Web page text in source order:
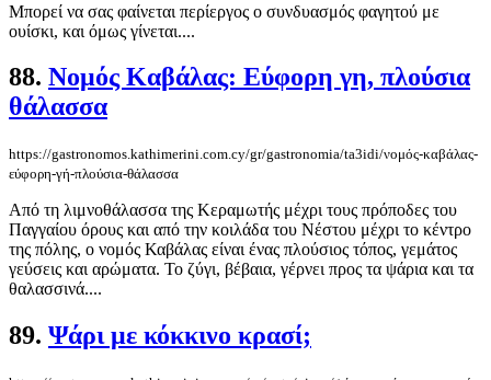
Μπορεί να σας φαίνεται περίεργος ο συνδυασμός φαγητού με
ουίσκι, και όμως γίνεται....
88. Νομός Καβάλας: Εύφορη γη, πλούσια
θάλασσα
https://gastronomos.kathimerini.com.cy/gr/gastronomia/ta3idi/νομός-καβάλας-
εύφορη-γή-πλούσια-θάλασσα
Από τη λιμνοθάλασσα της Κεραμωτής μέχρι τους πρόποδες του
Παγγαίου όρους και από την κοιλάδα του Νέστου μέχρι το κέντρο
της πόλης, ο νομός Καβάλας είναι ένας πλούσιος τόπος, γεμάτος
γεύσεις και αρώματα. Το ζύγι, βέβαια, γέρνει προς τα ψάρια και τα
θαλασσινά....
89. Ψάρι με κόκκινο κρασί;